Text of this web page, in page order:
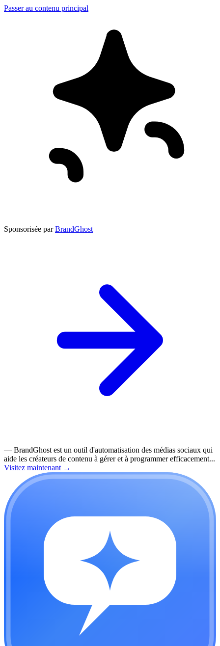
Passer au contenu principal
Sponsorisée par BrandGhost
— BrandGhost est un outil d'automatisation des médias sociaux qui
aide les créateurs de contenu à gérer et à programmer efficacement...
Visitez maintenant →